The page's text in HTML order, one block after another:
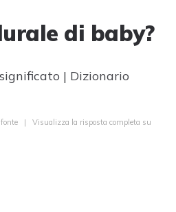
di baby?
| Dizionario
| Visualizza la risposta completa su